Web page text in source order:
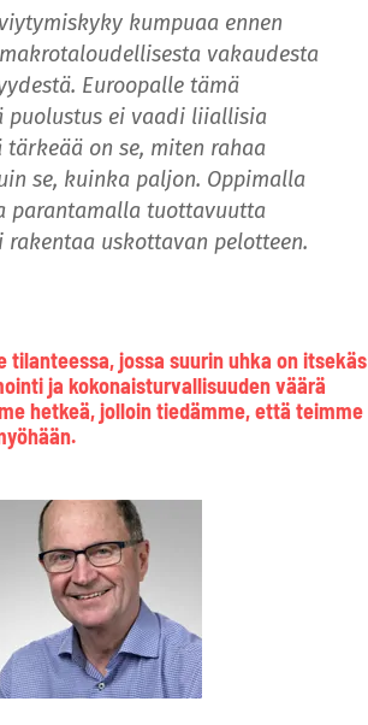
kumpuaa ennen
vakaudesta
Euroopalle tämä
puolustus ei vaadi liiallisia
tärkeää on se, miten rahaa
se, kuinka paljon. Oppimalla
parantamalla tuottavuutta
rakentaa uskottavan pelotteen.
tilanteessa, jossa suurin uhka on itsekäs
ja kokonaisturvallisuuden väärä
hetkeä, jolloin tiedämme, että teimme